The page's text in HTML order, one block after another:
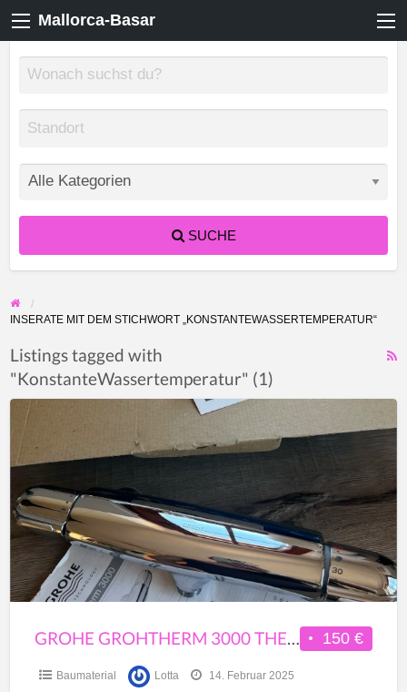
Mallorca-Basar
SUCHE
INSERATE MIT DEM STICHWORT „KONSTANTEWASSERTEMPERATUR“
Listings tagged with
"KonstanteWassertemperatur" (1)
GROHE
Grohtherm
3000
Thermostatarmatur
Neu
&
unbenutzt
150 €
GROHE GROHTHERM 3000 THERMOSTATARMATUR NEU & UNBENUTZT
Baumaterial Lotta 14. Februar 2025